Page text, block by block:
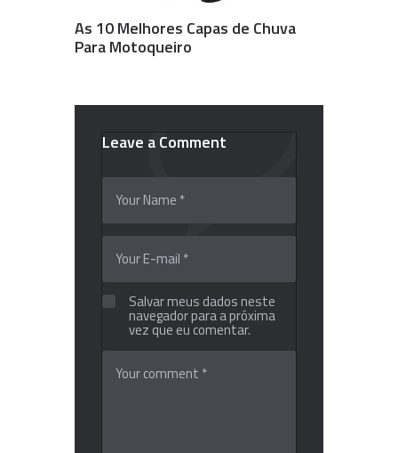
As 10 Melhores Capas de Chuva
Para Motoqueiro
Leave a Comment
Salvar meus dados neste
navegador para a próxima
vez que eu comentar.